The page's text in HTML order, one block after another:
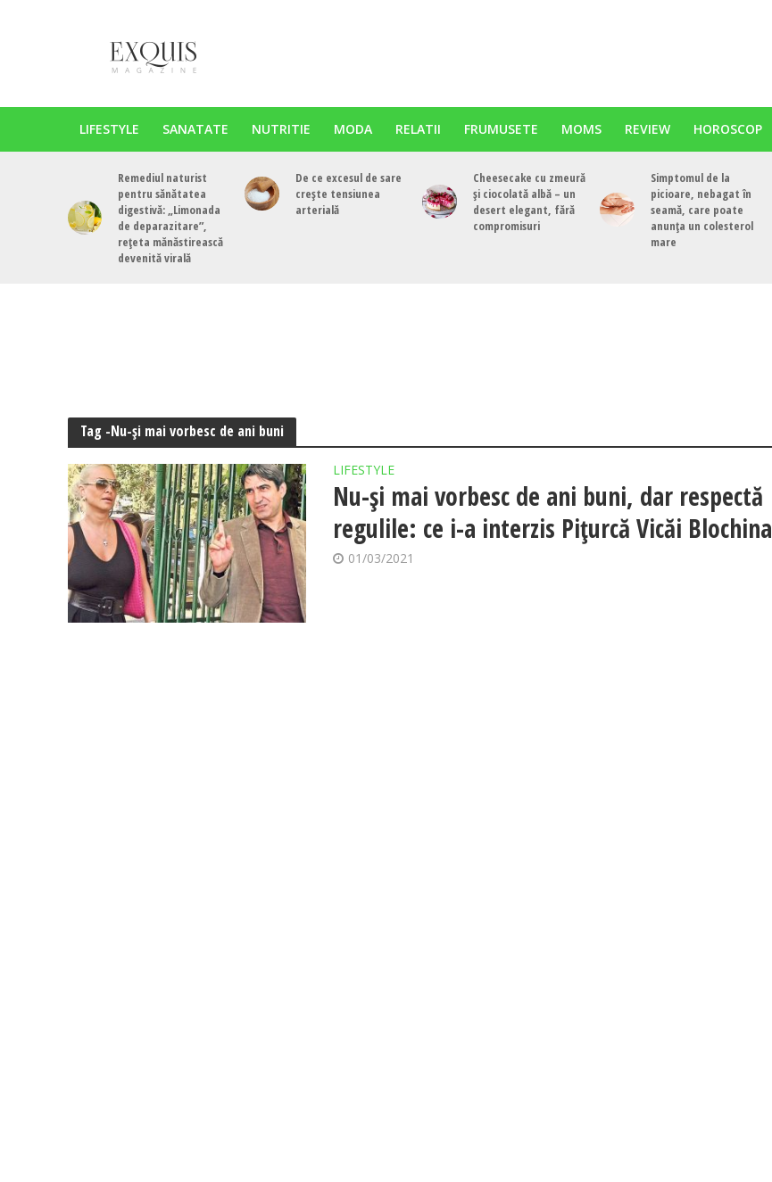
LIFESTYLE SANATATE NUTRITIE MODA RELATII FRUMUSETE MOMS REVIEW HOROSCOP
Remediul naturist
pentru sănătatea
digestivă: „Limonada
de deparazitare”,
rețeta mănăstirească
devenită virală
De ce excesul de sare
crește tensiunea
arterială
Cheesecake cu zmeură
și ciocolată albă – un
desert elegant, fără
compromisuri
Simptomul de la
picioare, nebagat în
seamă, care poate
anunța un colesterol
mare
Tag -Nu-și mai vorbesc de ani buni
LIFESTYLE
Nu-și mai vorbesc de ani buni, dar respectă
regulile: ce i-a interzis Pițurcă Vicăi Blochina
01/03/2021